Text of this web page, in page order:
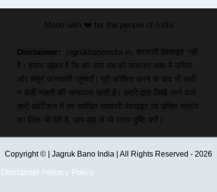
Made with ❤️ for the people of India
Disclaimer:
jagrukbanoindia.in, सरकारी वेबसाइट नहीं
है। हमारा उद्देश्य है कि हम आप सब को साधारण भाषा में उचित
और संपूर्ण जानकारी पहुंचाएँ। पूरी कोशिश करने के बाद भी कहीं
न कहीं गलती की सम्भावना रहती है। हमारे द्वारा लिखे जाने वाले
सभी आर्टिकल में हम सबंधित सरकारी वेबसाइट एवं उचित स्त्रोत
का लिंक भी देते हैं, आप वहां से भी जरूर पुष्टि करें।
Copyright © | Jagruk Bano India | All Rights Reserved - 2026
Disclaimer Privacy Policy